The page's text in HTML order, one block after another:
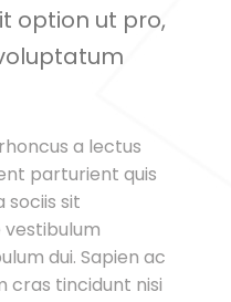
option ut pro,
a lectus
parturient quis
sociis sit
dui. Sapien ac
cras tincidunt nisi